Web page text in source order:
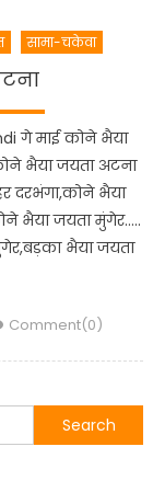
सामा-चकेवा
गे माई कोने भैया
भैया जयता अटना
दरभंगा,कोने भैया
भैया जयता मुंगेर…..
भैया जयता
Comment(0)